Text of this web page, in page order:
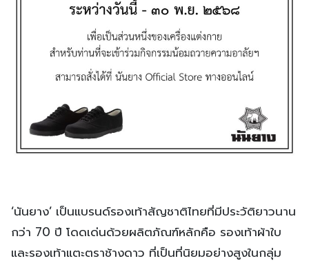
‘นันยาง’ เป็นแบรนด์รองเท้าสัญชาติไทยที่มีประวัติยาวนาน
กว่า 70 ปี โดดเด่นด้วยผลิตภัณฑ์หลักคือ รองเท้าผ้าใบ
และรองเท้าแตะตราช้างดาว ที่เป็นที่นิยมอย่างสูงในกลุ่ม